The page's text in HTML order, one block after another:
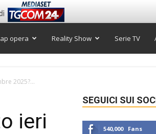
opera Reality Show Serie TV
2025?...
ieri
SEGUICI SUI
540,000 Fans